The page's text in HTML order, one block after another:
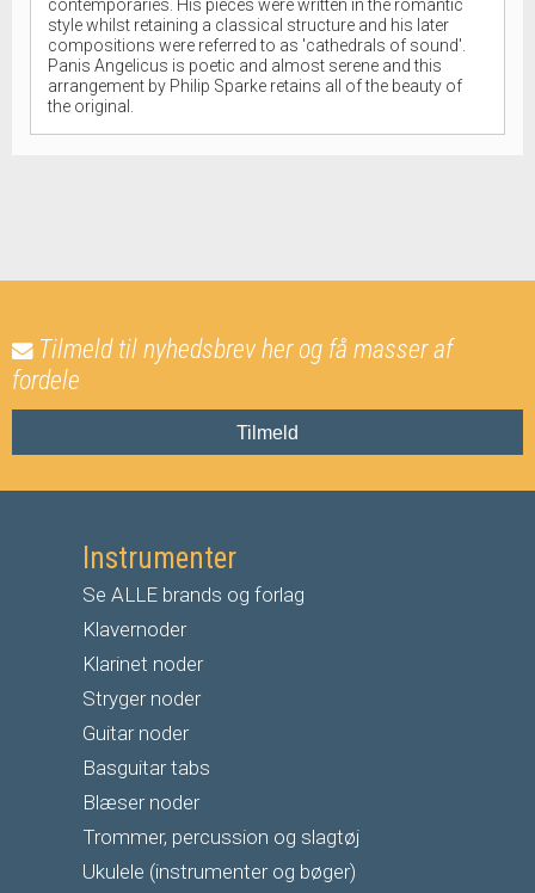
contemporaries. His pieces were written in the romantic
style whilst retaining a classical structure and his later
compositions were referred to as 'cathedrals of sound'.
Panis Angelicus is poetic and almost serene and this
arrangement by Philip Sparke retains all of the beauty of
the original.
Tilmeld til nyhedsbrev her og få masser af
fordele
Tilmeld
Instrumenter
Se ALLE brands og forlag
Klavernoder
Klarinet noder
Stryger noder
Guitar noder
Basguitar tabs
Blæser noder
Trommer, percussion og slagtøj
Ukulele (instrumenter og bøger)